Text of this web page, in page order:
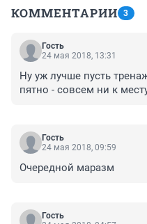
КОММЕНТАРИИ 3
Гость
24 мая 2018, 13:31
Ну уж лучше пусть
пятно - совсем ни к
Гость
24 мая 2018, 09:59
Очередной маразм
Гость